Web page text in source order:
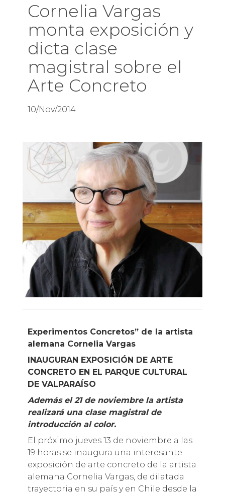
Cornelia Vargas
monta exposición y
dicta clase
magistral sobre el
Arte Concreto
10/Nov/2014
Experimentos Concretos” de la artista
alemana Cornelia Vargas
INAUGURAN EXPOSICIÓN DE ARTE
CONCRETO EN EL PARQUE CULTURAL
DE VALPARAÍSO
Además el 21 de noviembre la artista
realizará una clase magistral de
introducción al color.
El próximo jueves 13 de noviembre a las
19 horas se inaugura una interesante
exposición de arte concreto de la artista
alemana Cornelia Vargas, de dilatada
trayectoria en su país y en Chile desde la